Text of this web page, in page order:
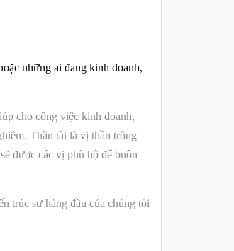
những ai đang kinh doanh,
cho công việc kinh doanh,
Thần tài là vị thần trông
được các vị phù hộ để buôn
trúc sư hàng đầu của chúng tôi